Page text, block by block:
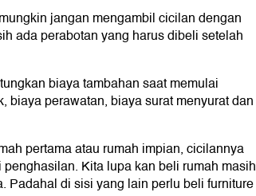
jangan mengambil cicilan dengan
ada perabotan yang harus dibeli setelah
biaya tambahan saat memulai
biaya perawatan, biaya surat menyurat dan
pertama atau rumah impian, cicilannya
Kita lupa kan beli rumah masih
Padahal di sisi yang lain perlu beli furniture